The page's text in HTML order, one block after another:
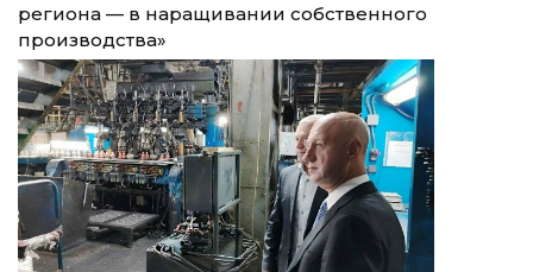
региона — в наращивании собственного
производства»